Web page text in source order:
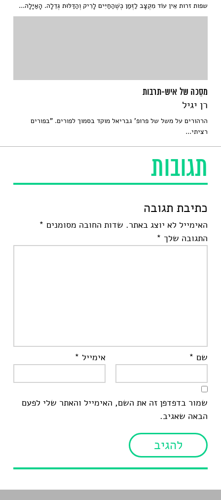
תגובות
כתיבת תגובה
האימייל לא יוצג באתר. שדות החובה מסומנים *
התגובה שלך *
שם * אימייל *
שמור בדפדפן זה את השם, האימייל והאתר שלי לפעם
הבאה שאגיב.
שפות זרות אֵין עוֹד מִקְצָב לַזְּמַן כְּשֶׁהַחַיִּים לָרִיק וְהַדַּלּוּת גְּדֵלָה. הָאַיָּלָה...
מסֵכה של איש-תרבות
רן יגיל
הרהורים על משל של פרופ' גבריאל מוקד בסמוך לפורים. "בפורים
רציתי...